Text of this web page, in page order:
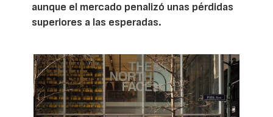
aunque el mercado penalizó unas pérdidas
superiores a las esperadas.